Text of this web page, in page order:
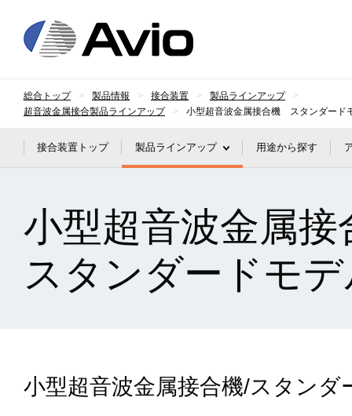
総合トップ 製品情報 接合装置
製品ラインアップ
超音波金属接合製品ラインアップ
小型超音波金属接合機 スタンダード
接合装置トップ 製品ラインアップ 用途から探す
小型超音波金属接
スタンダードモ
小型超音波金属接合機/スタンダ